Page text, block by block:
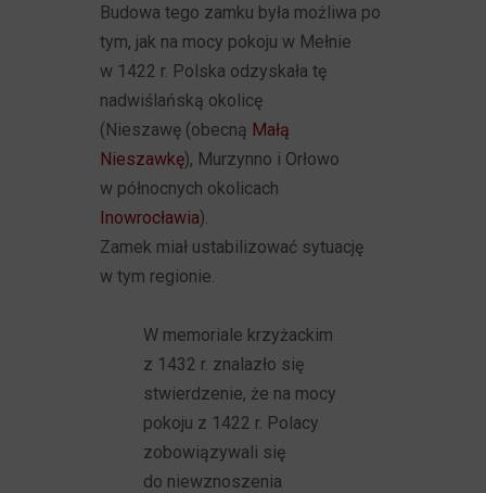
Budowa tego zamku była możliwa po
tym, jak na mocy pokoju w Mełnie
w 1422 r. Polska odzyskała tę
nadwiślańską okolicę
(Nieszawę (obecną Małą
Nieszawkę), Murzynno i Orłowo
w północnych okolicach
Inowrocławia).
Zamek miał ustabilizować sytuację
w tym regionie.
W memoriale krzyżackim
z 1432 r. znalazło się
stwierdzenie, że na mocy
pokoju z 1422 r. Polacy
zobowiązywali się
do niewznoszenia